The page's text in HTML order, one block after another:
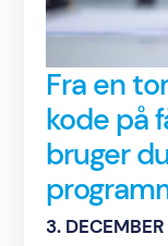
Fra en
kode på
bruger
3.